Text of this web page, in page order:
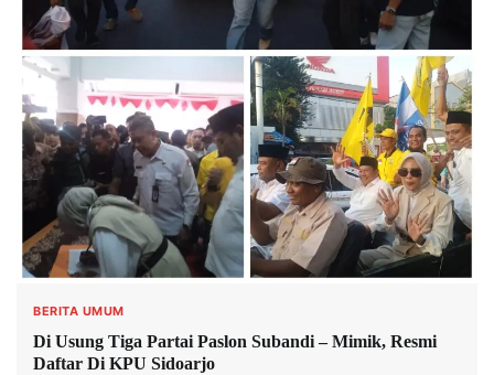
BERITA UMUM
Di Usung Tiga Partai Paslon Subandi – Mimik, Resmi
Daftar Di KPU Sidoarjo